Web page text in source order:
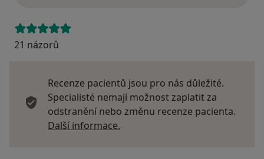
21 názorů
Recenze pacientů jsou pro nás důležité.
Specialisté nemají možnost zaplatit za
odstranění nebo změnu recenze pacienta.
Další informace.